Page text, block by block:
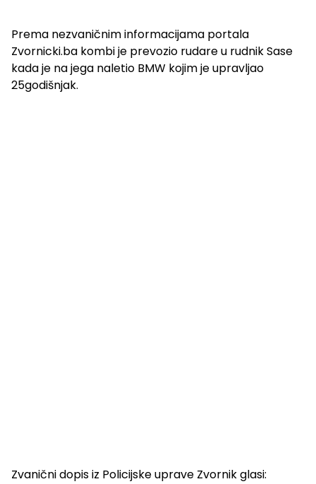
Prema nezvaničnim informacijama portala
Zvornicki.ba kombi je prevozio rudare u rudnik Sase
kada je na jega naletio BMW kojim je upravljao
25godišnjak.
Zvanični dopis iz Policijske uprave Zvornik glasi: